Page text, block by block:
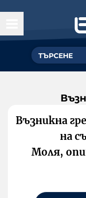
Възникна
на
Моля,